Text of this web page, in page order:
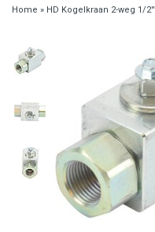
Home » HD Kogelkraan 2-weg 1/2''